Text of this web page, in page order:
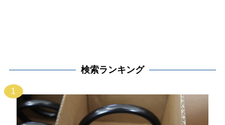
検索ランキング
1